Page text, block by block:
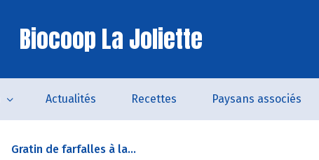
Biocoop La Joliette
Actualités Recettes Paysans associés
Gratin de farfalles à la...